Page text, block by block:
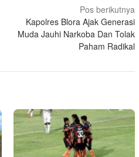
Pos berikutnya
Kapolres Blora Ajak Generasi
Muda Jauhi Narkoba Dan Tolak
Paham Radikal